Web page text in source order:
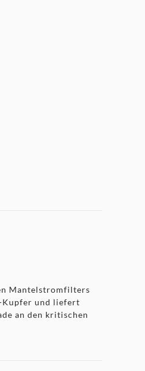
Mantelstromfilters
Kupfer und liefert
an den kritischen